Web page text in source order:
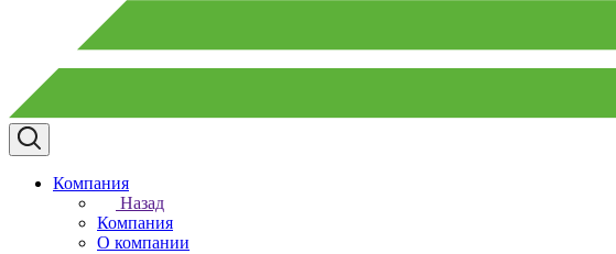
Компания
Назад
Компания
О компании